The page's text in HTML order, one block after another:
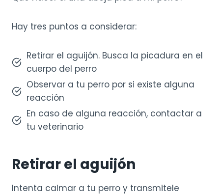
Hay tres puntos a considerar:
Retirar el aguijón. Busca la picadura en el
cuerpo del perro
Observar a tu perro por si existe alguna
reacción
En caso de alguna reacción, contactar a
tu veterinario
Retirar el aguijón
Intenta calmar a tu perro y transmitele